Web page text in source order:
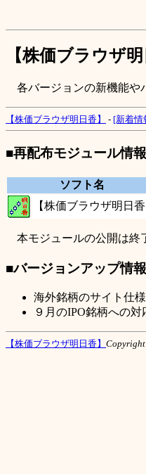
【株価ブラウザ
各バージョンの新機能や
【株価ブラウザ明日香】 - [新着情
■再配布モジュール情報
ソフト名
【株価ブラウザ明日香
本モジュールの公開は終
■バージョンアップ情報
海外銘柄のサイト仕
９月のIPO銘柄への対
【株価ブラウザ明日香】